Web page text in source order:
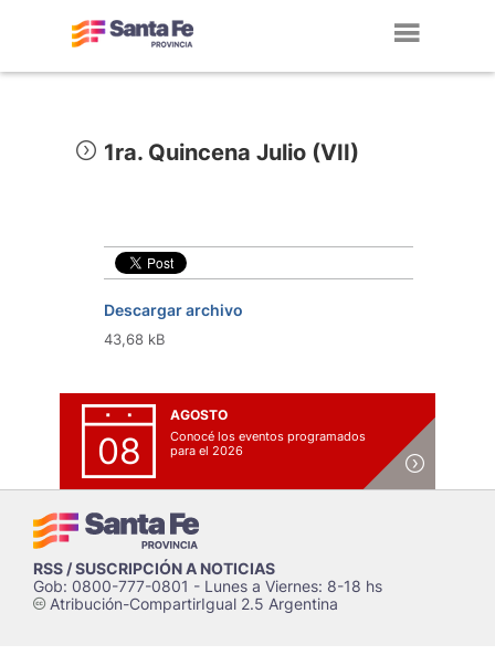
1ra. Quincena Julio (VII)
Descargar archivo
43,68 kB
08
AGOSTO
Conocé los eventos programados
para el 2026
RSS / SUSCRIPCIÓN A NOTICIAS
Gob: 0800-777-0801 - Lunes a Viernes: 8-18 hs
cAtribución-CompartirIgual 2.5 Argentina